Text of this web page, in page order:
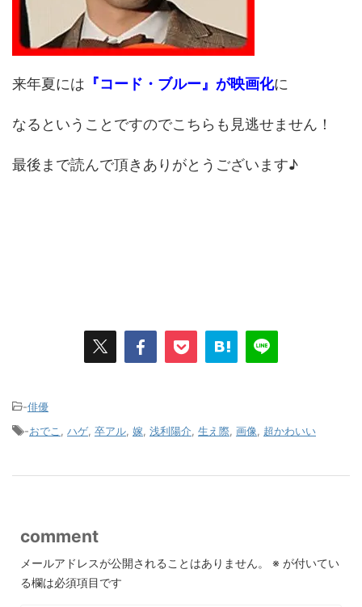
来年夏には 『コード・ブルー』が映画化に
なるということですのでこちらも見逃せません！
最後まで読んで頂きありがとうございます♪
-俳優
-おでこ ハゲ 卒アル 嫁 浅利陽介 生え際 画像 超かわいい
comment
メールアドレスが公開されることはありません。 ※ が付いてい
る欄は必須項目です